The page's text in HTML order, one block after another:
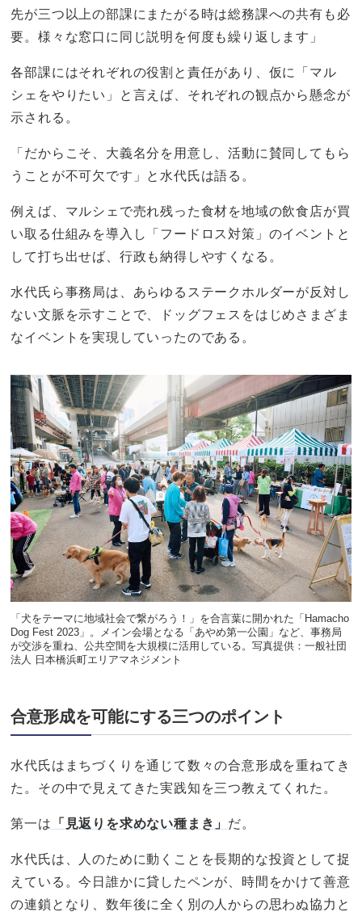
先が三つ以上の部課にまたがる時は総務課への共有も必
要。様々な窓口に同じ説明を何度も繰り返します」
各部課にはそれぞれの役割と責任があり、仮に「マル
シェをやりたい」と言えば、それぞれの観点から懸念が
示される。
「だからこそ、大義名分を用意し、活動に賛同してもら
うことが不可欠です」と水代氏は語る。
例えば、マルシェで売れ残った食材を地域の飲食店が買
い取る仕組みを導入し「フードロス対策」のイベントと
して打ち出せば、行政も納得しやすくなる。
水代氏ら事務局は、あらゆるステークホルダーが反対し
ない文脈を示すことで、ドッグフェスをはじめさまざま
なイベントを実現していったのである。
「犬をテーマに地域社会で繋がろう！」を合言葉に開かれた「Hamacho
Dog Fest 2023」。メイン会場となる「あやめ第一公園」など、事務局
が交渉を重ね、公共空間を大規模に活用している。写真提供：一般社団
法人 日本橋浜町エリアマネジメント
合意形成を可能にする三つのポイント
水代氏はまちづくりを通じて数々の合意形成を重ねてき
た。その中で見えてきた実践知を三つ教えてくれた。
第一は 「見返りを求めない種まき」 だ。
水代氏は、人のために動くことを長期的な投資として捉
えている。今日誰かに貸したペンが、時間をかけて善意
の連鎖となり、数年後に全く別の人からの思わぬ協力と